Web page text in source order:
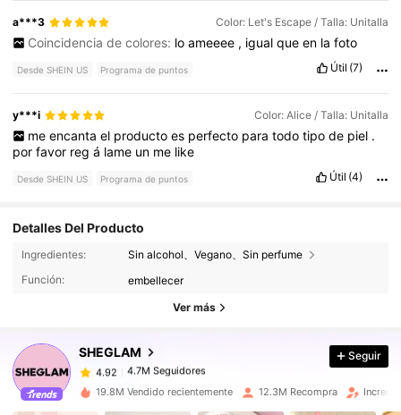
a***3 Color: Let's Escape / Talla: Unitalla
Coincidencia de colores: lo ameeee , igual que en la foto
Desde SHEIN US Programa de puntos Útil (7)
y***i Color: Alice / Talla: Unitalla
me encanta el producto es perfecto para todo tipo de piel .
porfavor regá lame un me like
Desde SHEIN US Programa de puntos Útil (4)
Detalles Del Producto
Ingredientes:
Sin alcohol、Vegano、Sin perfume
Función:
embellecer
Ver más
SHEGLAM
4.7M Seguidores
4.92
4.7M Seguidores
l***r
pagóHace 1 horas
4.7M Seguidores
Seguir
19.8M Vendido recientemente 12.3M Recompra